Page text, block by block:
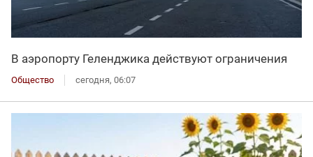
В аэропорту Геленджика действуют ограничения
Общество сегодня, 06:07